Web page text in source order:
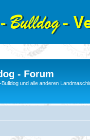
- Forum
und alle anderen